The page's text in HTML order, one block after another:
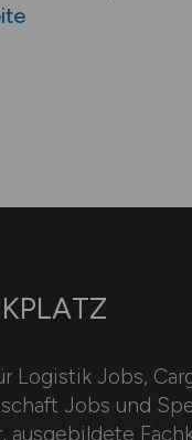
Logistik Jobs,
Jobs und
ausgebildete